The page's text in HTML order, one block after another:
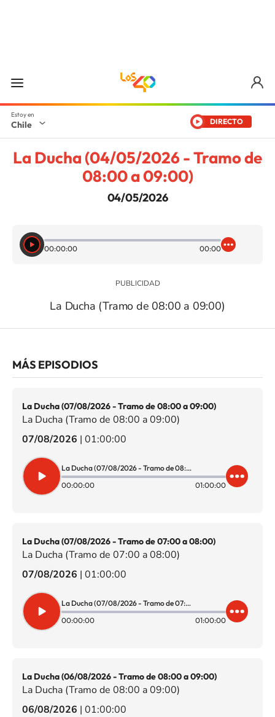
Chile DIRECTO
La Ducha (04/05/2026 - Tramo de
08:00 a 09:00)
04/05/2026
00:00:00 00:00
La Ducha (Tramo de 08:00 a 09:00)
MÁS EPISODIOS
La Ducha (07/08/2026 - Tramo de 08:00 a 09:00)
La Ducha (Tramo de 08:00 a 09:00)
07/08/2026 | 01:00:00
La Ducha (07/08/2026 - Tramo de 08:00 a 09:00)
00:00:00
01:00:00
La Ducha (07/08/2026 - Tramo de 07:00 a 08:00)
La Ducha (Tramo de 07:00 a 08:00)
07/08/2026 | 01:00:00
La Ducha (07/08/2026 - Tramo de 07:00 a 08:00)
00:00:00
01:00:00
La Ducha (06/08/2026 - Tramo de 08:00 a 09:00)
La Ducha (Tramo de 08:00 a 09:00)
06/08/2026 | 01:00:00